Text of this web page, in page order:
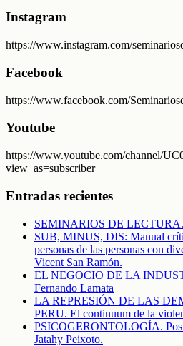
Instagram
https://www.instagram.com/
Facebook
https://www.facebook.com/
Youtube
https://www.youtube.com/channel/
view_as=subscriber
Entradas recientes
SEMINARIOS DE LECTURA.
SUB, MINUS, DIS: Manual
personas de las personas con
Vicent San Ramón.
EL NEGOCIO DE LA
Fernando Lamata
LA REPRESIÓN DE LAS
PERU. El continuum de la
PSICOGERONTOLOGÍA.
Jatahy Peixoto.